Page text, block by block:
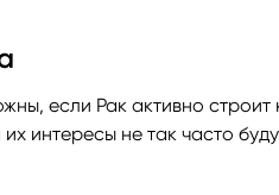
если Рак активно строит
интересы не так часто